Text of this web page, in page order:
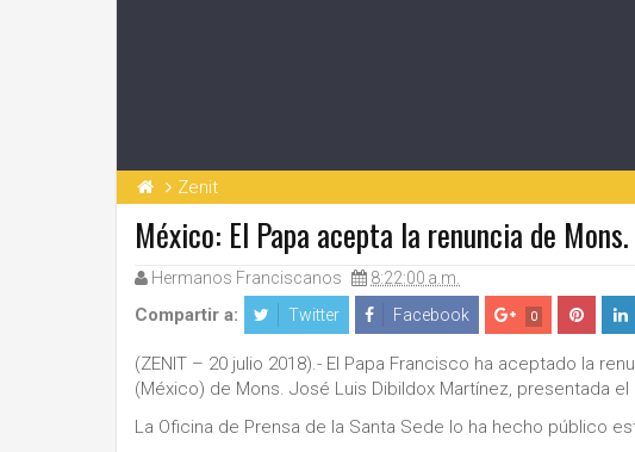
Zenit
México: El Papa acepta la renuncia de
Hermanos Franciscanos 8:22:00 a.m.
Compartir a: Twitter Facebook 0
(ZENIT – 20 julio 2018).- El Papa Francisco ha aceptado la
(México) de Mons. José Luis Dibildox Martínez, presentada el
La Oficina de Prensa de la Santa Sede lo ha hecho público